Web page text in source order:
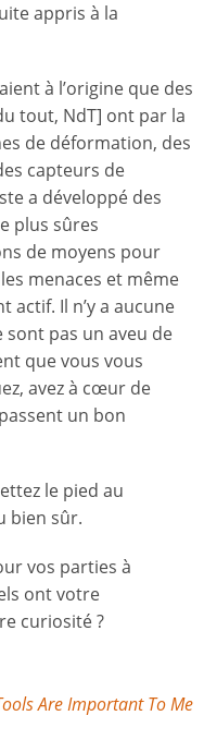
appris à la
à l’origine que des
tout, NdT] ont par la
de déformation, des
capteurs de
a développé des
plus sûres
de moyens pour
menaces et même
Il n’y a aucune
sont pas un aveu de
que vous vous
avez à cœur de
un bon
le pied au
bien sûr.
vos parties à
ont votre
curiosité ?
Are Important To Me